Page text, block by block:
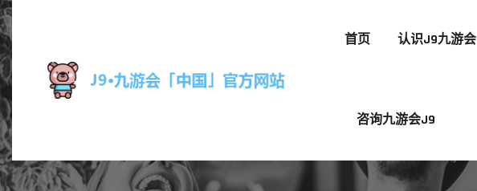
首页 认识J9九游会
咨询九游会J9